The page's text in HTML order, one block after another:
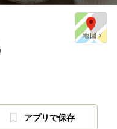
アプリで保存